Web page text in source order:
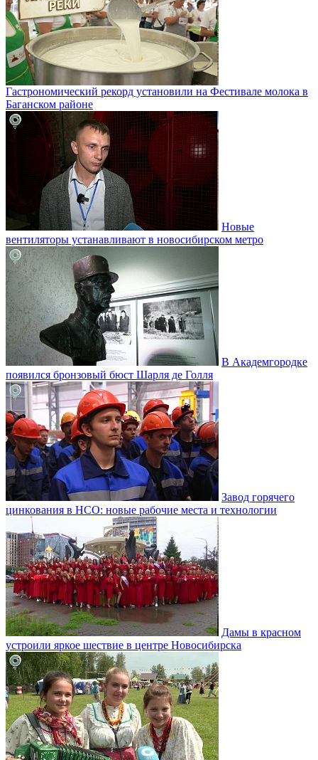
Гастрономический рекорд установили на Фестивале молока в
Баганском районе
Новые
вентиляторы устанавливают в новосибирском метро
В Академгородке
появился бронзовый бюст Шарля де Голля
Завод горячего
цинкования в НСО: новые рабочие места и технологии
Дамы в красном
устроили яркое шествие в центре Новосибирска